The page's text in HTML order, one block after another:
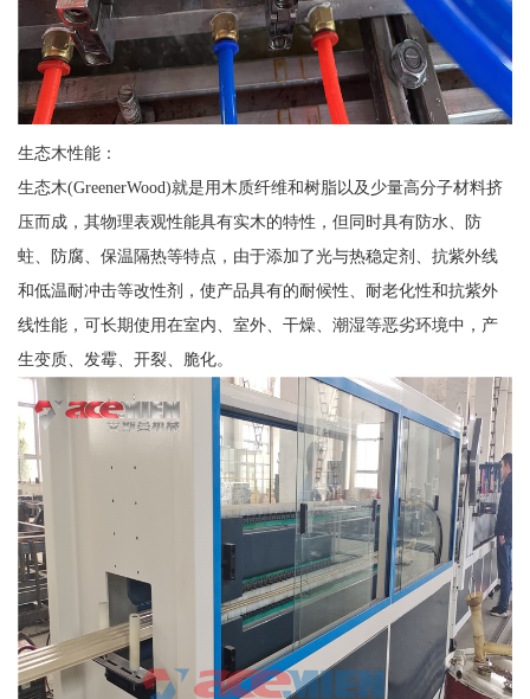
生态木性能：
生态木(GreenerWood)就是用木质纤维和树脂以及少量高分子材料挤
压而成，其物理表观性能具有实木的特性，但同时具有防水、防
蛀、防腐、保温隔热等特点，由于添加了光与热稳定剂、抗紫外线
和低温耐冲击等改性剂，使产品具有的耐候性、耐老化性和抗紫外
线性能，可长期使用在室内、室外、干燥、潮湿等恶劣环境中，产
生变质、发霉、开裂、脆化。